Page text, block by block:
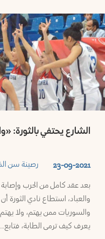
الشارع يحتفي بالثورة:
رصينة سن 23-09-2021
بعد عقد كامل من الحرب وإصابة
والعباد، استطاع نادي الثورة
والسوريات ممن يهتم، ولا
يعرف كيف ترمى الطابة، فتابع…